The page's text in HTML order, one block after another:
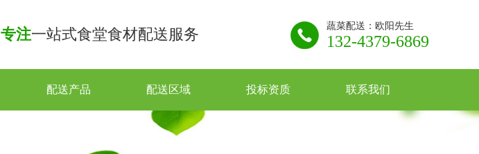
专注一站式食堂食材配送服务 蔬菜配送：欧阳先生
132-4379-6869
配送产品 配送区域 投标资质 联系我们